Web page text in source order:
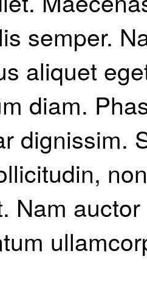
semper.
aliquet
diam.
dignissim.
Nam